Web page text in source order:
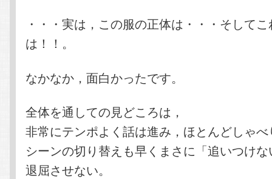
・・・実は，この服の正体は・・・そして
は！！。
なかなか，面白かったです。
全体を通しての見どころは，
非常にテンポよく話は進み，ほとんどしゃ
シーンの切り替えも早くまさに「追いつけ
退屈させない。